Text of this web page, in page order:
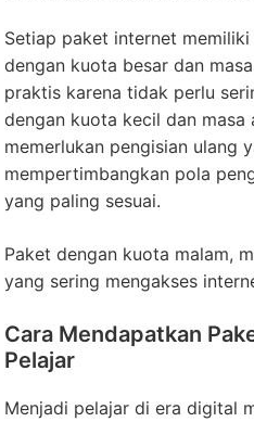
Setiap paket internet
dengan kuota besar dan
praktis karena tidak perlu
dengan kuota kecil dan
memerlukan pengisian ulang
mempertimbangkan pola
yang paling sesuai.
Paket dengan kuota malam,
yang sering mengakses
Cara Mendapatkan
Pelajar
Menjadi pelajar di era digital